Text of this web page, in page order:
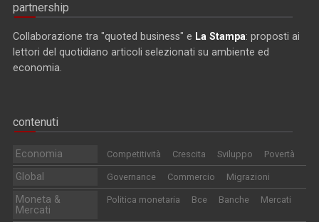
partnership
Collaborazione tra "quoted business" e La Stampa: proposti ai
lettori del quotidiano articoli selezionati su ambiente ed
economia.
contenuti
Economia Competitività Crescita Sviluppo Povertà
Global Governance Commercio Migrazioni
Moneta &
Mercati
Politica monetaria Bce Banche Mercati